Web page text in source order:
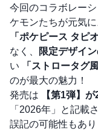
今回のコラボレー
ケモンたちが元気
「ポケピース タピ
なく、
限定デザイ
い
「ストロータグ
のが最大の魅力！
発売は
【第1弾】
「2026年」と記載
誤記の可能性もあ